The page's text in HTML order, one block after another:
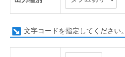
文字コードを指定してください。